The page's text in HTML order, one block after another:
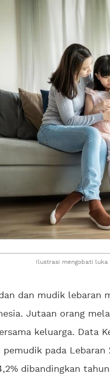
Ilustrasi mengobati
dan mudik lebaran
Jutaan orang
keluarga. Data
pada Lebaran
dibandingkan